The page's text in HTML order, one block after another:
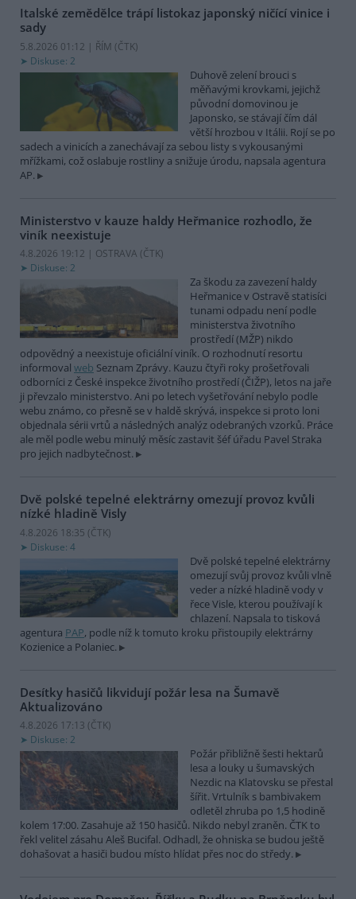
Italské zemědělce trápí listokaz japonský ničící vinice i
sady
5.8.2026 01:12 | ŘÍM (ČTK)
Diskuse: 2
Duhově zelení brouci s
měňavými krovkami, jejichž
původní domovinou je
Japonsko, se stávají čím dál
větší hrozbou v Itálii. Rojí se po
sadech a vinicích a zanechávají za sebou listy s vykousanými
mřížkami, což oslabuje rostliny a snižuje úrodu, napsala agentura
AP.
Ministerstvo v kauze haldy Heřmanice rozhodlo, že
viník neexistuje
4.8.2026 19:12 | OSTRAVA (ČTK)
Diskuse: 2
Za škodu za zavezení haldy
Heřmanice v Ostravě statisíci
tunami odpadu není podle
ministerstva životního
prostředí (MŽP) nikdo
odpovědný a neexistuje oficiální viník. O rozhodnutí resortu
informoval web Seznam Zprávy. Kauzu čtyři roky prošetřovali
odborníci z České inspekce životního prostředí (ČIŽP), letos na jaře
ji převzalo ministerstvo. Ani po letech vyšetřování nebylo podle
webu známo, co přesně se v haldě skrývá, inspekce si proto loni
objednala sérii vrtů a následných analýz odebraných vzorků. Práce
ale měl podle webu minulý měsíc zastavit šéf úřadu Pavel Straka
pro jejich nadbytečnost.
Dvě polské tepelné elektrárny omezují provoz kvůli
nízké hladině Visly
4.8.2026 18:35 (ČTK)
Diskuse: 4
Dvě polské tepelné elektrárny
omezují svůj provoz kvůli vlně
veder a nízké hladině vody v
řece Visle, kterou používají k
chlazení. Napsala to tisková
agentura PAP, podle níž k tomuto kroku přistoupily elektrárny
Kozienice a Polaniec.
Desítky hasičů likvidují požár lesa na Šumavě
Aktualizováno
4.8.2026 17:13 (ČTK)
Diskuse: 2
Požár přibližně šesti hektarů
lesa a louky u šumavských
Nezdic na Klatovsku se přestal
šířit. Vrtulník s bambivakem
odletěl zhruba po 1,5 hodině
kolem 17:00. Zasahuje až 150 hasičů. Nikdo nebyl zraněn. ČTK to
řekl velitel zásahu Aleš Bucifal. Odhadl, že ohniska se budou ještě
dohašovat a hasiči budou místo hlídat přes noc do středy.